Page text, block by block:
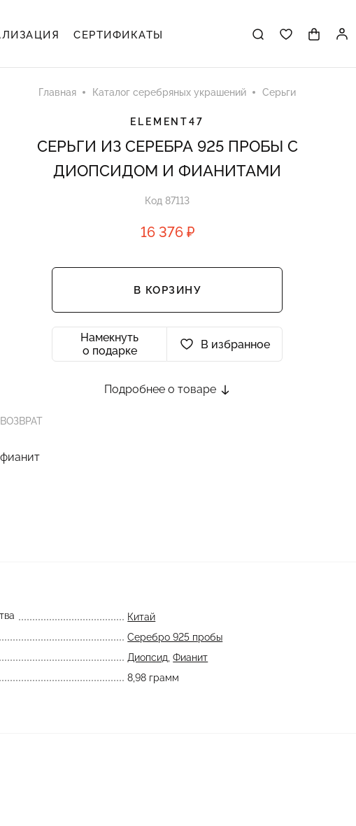
СЕРТИФИКАТЫ
Главная Каталог серебряных украшений Серьги
ELEMENT47
СЕРЬГИ ИЗ СЕРЕБРА 925 ПРОБЫ С
ДИОПСИДОМ И ФИАНИТАМИ
Код 87113
16 376 ₽
В КОРЗИНУ
Намекнуть
о подарке
В избранное
Подробнее о товаре
Китай
Серебро 925 пробы
Диопсид ,Фианит
8,98 грамм